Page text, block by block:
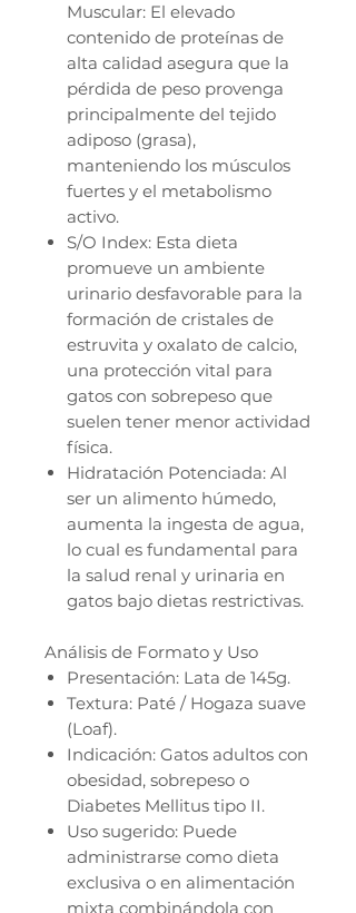
Muscular: El elevado
contenido de proteínas de
alta calidad asegura que la
pérdida de peso provenga
principalmente del tejido
adiposo (grasa),
manteniendo los músculos
fuertes y el metabolismo
activo.
S/O Index: Esta dieta
promueve un ambiente
urinario desfavorable para la
formación de cristales de
estruvita y oxalato de calcio,
una protección vital para
gatos con sobrepeso que
suelen tener menor actividad
física.
Hidratación Potenciada: Al
ser un alimento húmedo,
aumenta la ingesta de agua,
lo cual es fundamental para
la salud renal y urinaria en
gatos bajo dietas restrictivas.
Análisis de Formato y Uso
Presentación: Lata de 145g.
Textura: Paté / Hogaza suave
(Loaf).
Indicación: Gatos adultos con
obesidad, sobrepeso o
Diabetes Mellitus tipo II.
Uso sugerido: Puede
administrarse como dieta
exclusiva o en alimentación
mixta combinándola con